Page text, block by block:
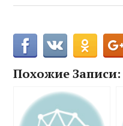
Похожие Записи: